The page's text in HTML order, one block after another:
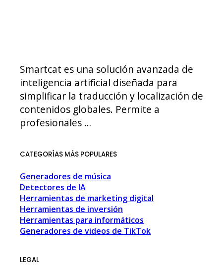
Smartcat es una solución avanzada de
inteligencia artificial diseñada para
simplificar la traducción y localización de
contenidos globales. Permite a
profesionales …
CATEGORÍAS MÁS POPULARES
Generadores de música
Detectores de IA
Herramientas de marketing digital
Herramientas de inversión
Herramientas para informáticos
Generadores de videos de TikTok
LEGAL